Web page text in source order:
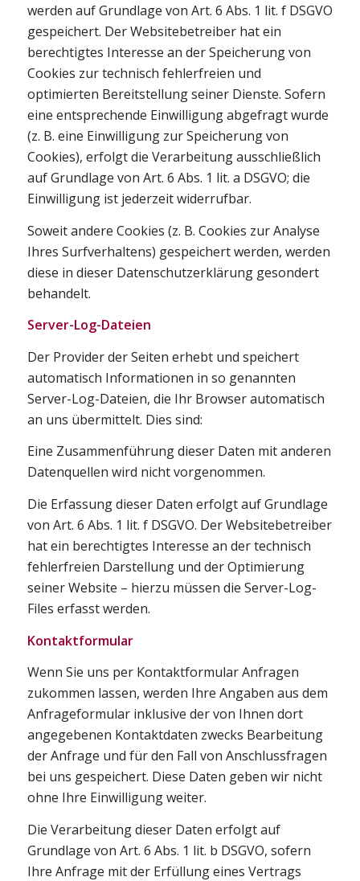
werden auf Grundlage von Art. 6 Abs. 1 lit. f DSGVO
gespeichert. Der Websitebetreiber hat ein
berechtigtes Interesse an der Speicherung von
Cookies zur technisch fehlerfreien und
optimierten Bereitstellung seiner Dienste. Sofern
eine entsprechende Einwilligung abgefragt wurde
(z. B. eine Einwilligung zur Speicherung von
Cookies), erfolgt die Verarbeitung ausschließlich
auf Grundlage von Art. 6 Abs. 1 lit. a DSGVO; die
Einwilligung ist jederzeit widerrufbar.
Soweit andere Cookies (z. B. Cookies zur Analyse
Ihres Surfverhaltens) gespeichert werden, werden
diese in dieser Datenschutzerklärung gesondert
behandelt.
Server-Log-Dateien
Der Provider der Seiten erhebt und speichert
automatisch Informationen in so genannten
Server-Log-Dateien, die Ihr Browser automatisch
an uns übermittelt. Dies sind:
Eine Zusammenführung dieser Daten mit anderen
Datenquellen wird nicht vorgenommen.
Die Erfassung dieser Daten erfolgt auf Grundlage
von Art. 6 Abs. 1 lit. f DSGVO. Der Websitebetreiber
hat ein berechtigtes Interesse an der technisch
fehlerfreien Darstellung und der Optimierung
seiner Website – hierzu müssen die Server-Log-
Files erfasst werden.
Kontaktformular
Wenn Sie uns per Kontaktformular Anfragen
zukommen lassen, werden Ihre Angaben aus dem
Anfrageformular inklusive der von Ihnen dort
angegebenen Kontaktdaten zwecks Bearbeitung
der Anfrage und für den Fall von Anschlussfragen
bei uns gespeichert. Diese Daten geben wir nicht
ohne Ihre Einwilligung weiter.
Die Verarbeitung dieser Daten erfolgt auf
Grundlage von Art. 6 Abs. 1 lit. b DSGVO, sofern
Ihre Anfrage mit der Erfüllung eines Vertrags